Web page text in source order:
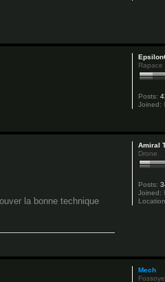
Rapace
Posts:
Joined:
Amiral
Drone
Posts:
Joined:
la bonne technique
Mech